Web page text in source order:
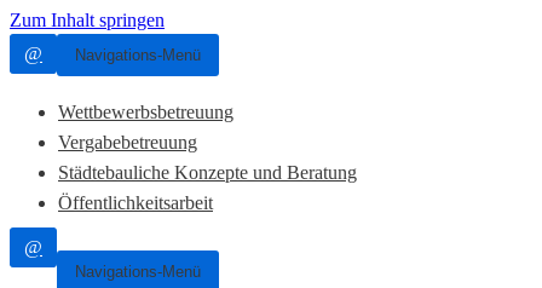
Zum Inhalt springen
@
Navigations-Menü
Wettbewerbsbetreuung
Vergabebetreuung
Städtebauliche Konzepte und Beratung
Öffentlichkeitsarbeit
@
Navigations-Menü